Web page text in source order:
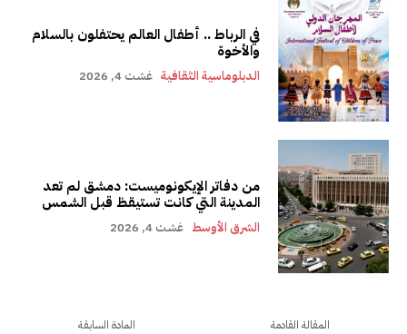
في الرباط .. أطفال العالم يحتفلون بالسلام
والأخوة
الدبلوماسية الثقافية غشت 4, 2026
من دفاتر الإيكونوميست: دمشق لم تعد
المدينة التي كانت تستيقظ قبل الشمس
الشرق الأوسط غشت 4, 2026
المادة السابقة المقالة القادمة